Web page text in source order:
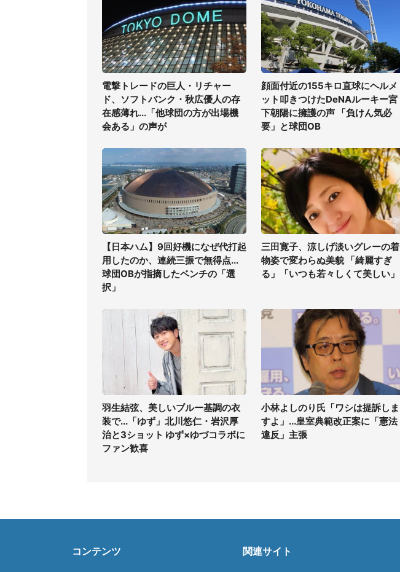
電撃トレードの巨人・リチャー
ド、ソフトバンク・秋広優人の存
在感薄れ...「他球団の方が出場機
会ある」の声が
顔面付近の155キロ直球にヘルメ
ット叩きつけたDeNAルーキー宮
下朝陽に擁護の声 「負けん気必
要」と球団OB
【日本ハム】9回好機になぜ代打起
用したのか、連続三振で無得点...
球団OBが指摘したベンチの「選
択」
三田寛子、涼しげ淡いグレーの着
物姿で変わらぬ美貌 「綺麗すぎ
る」「いつも若々しくて美しい」
羽生結弦、美しいブルー基調の衣
装で...「ゆず」北川悠仁・岩沢厚
治と3ショット ゆず×ゆづコラボに
ファン歓喜
小林よしのり氏「ワシは提訴しま
すよ」...皇室典範改正案に「憲法
違反」主張
コンテンツ 関連サイト